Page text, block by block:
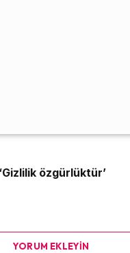
özgürlüktür’
YORUM EKLEYIN